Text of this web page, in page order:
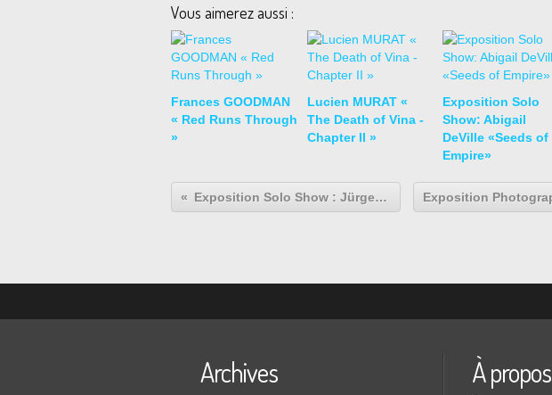
Vous aimerez aussi :
Frances GOODMAN
« Red Runs Through
»
Lucien MURAT «
The Death of Vina -
Chapter II »
Exposition Solo
Show: Abigail
DeVille «Seeds of
Empire»
Exposition Solo Show : Jürgen KLAUKE « Phantomempfindung »
Archives À propos